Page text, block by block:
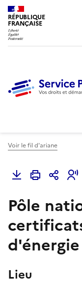
RÉPUBLIQUE
FRANÇAISE
Voir le fil d'ariane
Pôle
d'énergie
Lieu